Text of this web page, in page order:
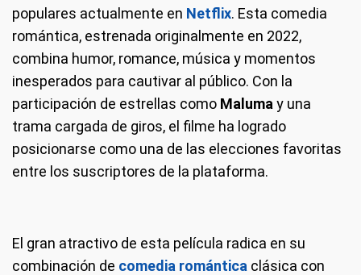
populares actualmente en Netflix. Esta comedia
romántica, estrenada originalmente en 2022,
combina humor, romance, música y momentos
inesperados para cautivar al público. Con la
participación de estrellas como Maluma y una
trama cargada de giros, el filme ha logrado
posicionarse como una de las elecciones favoritas
entre los suscriptores de la plataforma.
El gran atractivo de esta película radica en su
combinación de comedia romántica clásica con